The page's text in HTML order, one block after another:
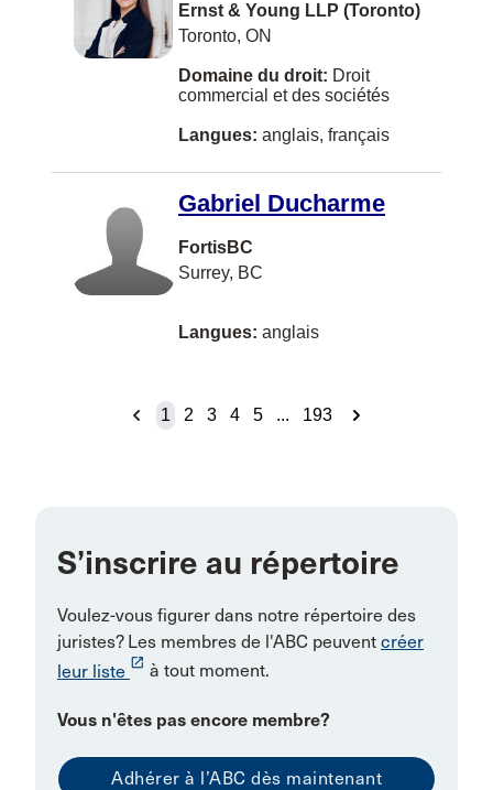
MISSISSAUGA
Manotick
Metro Manila
Mill Bay
Minnedosa
Mirabel
Morden
NEW WESTMINSTER
Nepean
New Delhi - 110046
Newtown
Niagara falls
Ernst & Young LLP (Toronto)
Toronto, ON
Domaine du droit: Droit
commercial et des sociétés
Langues: anglais, français
Gabriel Ducharme
FortisBC
Surrey, BC
Langues: anglais
1 2 3 4 5 ... 193
S’inscrire au répertoire
Voulez-vous figurer dans notre répertoire des
juristes? Les membres de l'ABC peuvent créer
leur liste launch à tout moment.
Vous n'êtes pas encore membre?
Adhérer à l’ABC dès maintenant